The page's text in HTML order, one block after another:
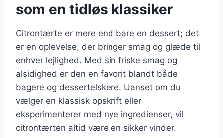
som en tidløs klassiker
Citrontærte er mere end bare en dessert; det
er en oplevelse, der bringer smag og glæde til
enhver lejlighed. Med sin friske smag og
alsidighed er den en favorit blandt både
bagere og dessertelskere. Uanset om du
vælger en klassisk opskrift eller
eksperimenterer med nye ingredienser, vil
citrontærten altid være en sikker vinder.